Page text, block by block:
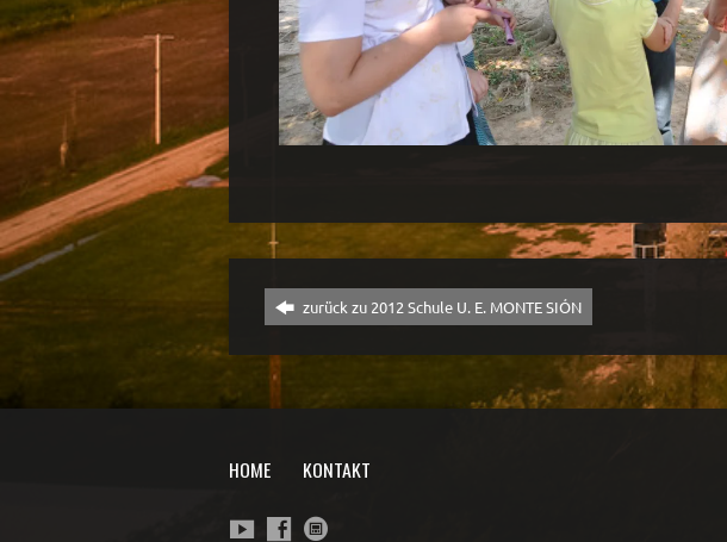
zurück zu 2012 Schule U. E. MONTE SIÓN
HOME KONTAKT